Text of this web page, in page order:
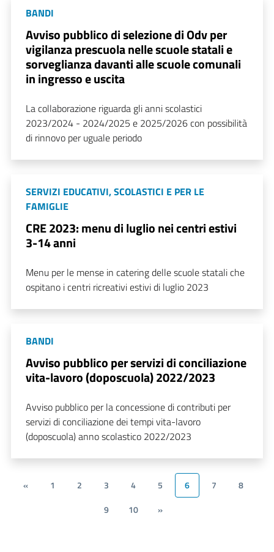
BANDI
Avviso pubblico di selezione di Odv per
vigilanza prescuola nelle scuole statali e
sorveglianza davanti alle scuole comunali
in ingresso e uscita
La collaborazione riguarda gli anni scolastici
2023/2024 - 2024/2025 e 2025/2026 con possibilità
di rinnovo per uguale periodo
SERVIZI EDUCATIVI, SCOLASTICI E PER LE
FAMIGLIE
CRE 2023: menu di luglio nei centri estivi
3-14 anni
Menu per le mense in catering delle scuole statali che
ospitano i centri ricreativi estivi di luglio 2023
BANDI
Avviso pubblico per servizi di conciliazione
vita-lavoro (doposcuola) 2022/2023
Avviso pubblico per la concessione di contributi per
servizi di conciliazione dei tempi vita-lavoro
(doposcuola) anno scolastico 2022/2023
« 1 2 3 4 5 6 7
8
9
10 »